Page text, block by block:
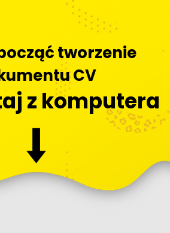
tworzenie
CV
z komputera